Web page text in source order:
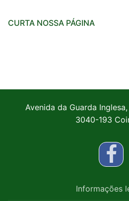
CURTA NOSSA PÁGINA
Avenida da Guarda
3040-193
Informações